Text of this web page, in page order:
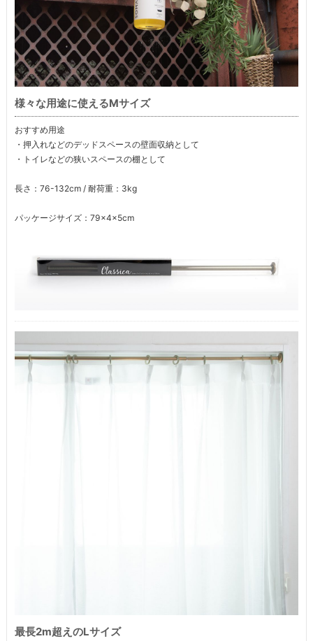
様々な用途に使えるMサイズ
おすすめ用途
・押入れなどのデッドスペースの壁面収納として
・トイレなどの狭いスペースの棚として
長さ：76-132cm / 耐荷重：3kg
パッケージサイズ：79×4×5cm
最長2m超えのLサイズ